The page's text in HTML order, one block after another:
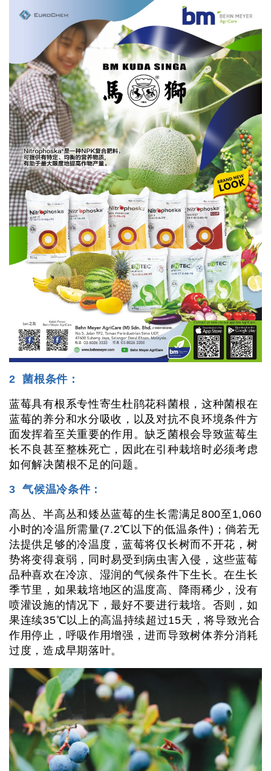
2 菌根条件：
蓝莓具有根系专性寄生杜鹃花科菌根，这种菌根在
蓝莓的养分和水分吸收，以及对抗不良环境条件方
面发挥着至关重要的作用。缺乏菌根会导致蓝莓生
长不良甚至整株死亡，因此在引种栽培时必须考虑
如何解决菌根不足的问题。
3 气候温冷条件：
高丛、半高丛和矮丛蓝莓的生长需满足800至1,060
小时的冷温所需量(7.2℃以下的低温条件)；倘若无
法提供足够的冷温度，蓝莓将仅长树而不开花，树
势将变得衰弱，同时易受到病虫害入侵，这些蓝莓
品种喜欢在冷凉、湿润的气候条件下生长。在生长
季节里，如果栽培地区的温度高、降雨稀少，没有
喷灌设施的情况下，最好不要进行栽培。否则，如
果连续35℃以上的高温持续超过15天，将导致光合
作用停止，呼吸作用增强，进而导致树体养分消耗
过度，造成早期落叶。